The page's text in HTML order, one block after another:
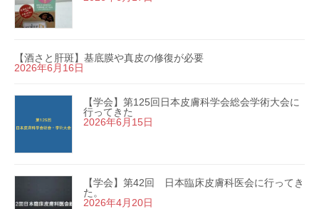
【酒さと肝斑】基底膜や真皮の修復が必要
2026年6月16日
【学会】第125回日本皮膚科学会総会学術大会に
行ってきた
2026年6月15日
【学会】第42回 日本臨床皮膚科医会に行ってき
た。
2026年4月20日